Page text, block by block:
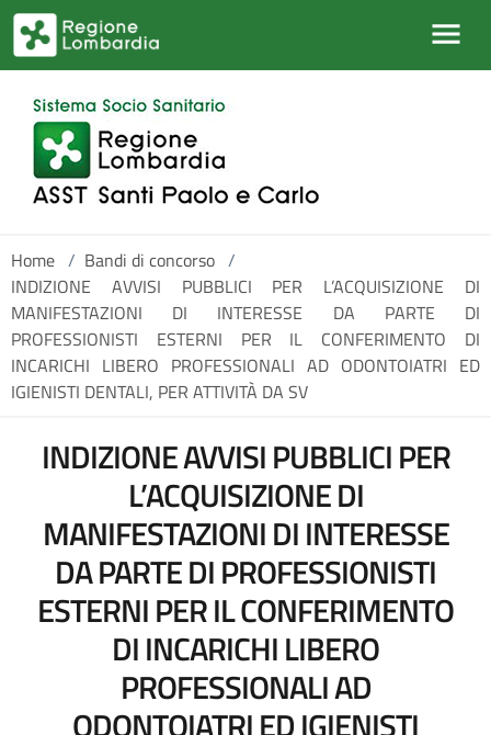
Salta al contenuto principale
Home / Bandi di concorso /
INDIZIONE AVVISI PUBBLICI PER L’ACQUISIZIONE DI
MANIFESTAZIONI DI INTERESSE DA PARTE DI
PROFESSIONISTI ESTERNI PER IL CONFERIMENTO DI
INCARICHI LIBERO PROFESSIONALI AD ODONTOIATRI ED
IGIENISTI DENTALI, PER ATTIVITÀ DA SV
INDIZIONE AVVISI PUBBLICI PER
L’ACQUISIZIONE DI
MANIFESTAZIONI DI INTERESSE
DA PARTE DI PROFESSIONISTI
ESTERNI PER IL CONFERIMENTO
DI INCARICHI LIBERO
PROFESSIONALI AD
ODONTOIATRI ED IGIENISTI